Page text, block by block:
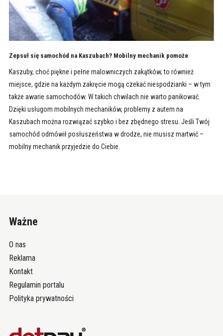
Zepsuł się samochód na Kaszubach? Mobilny mechanik pomoże
Kaszuby, choć piękne i pełne malowniczych zakątków, to również
miejsce, gdzie na każdym zakręcie mogą czekać niespodzianki – w tym
także awarie samochodów. W takich chwilach nie warto panikować.
Dzięki usługom mobilnych mechaników, problemy z autem na
Kaszubach można rozwiązać szybko i bez zbędnego stresu. Jeśli Twój
samochód odmówił posłuszeństwa w drodze, nie musisz martwić –
mobilny mechanik przyjedzie do Ciebie.
Ważne
O nas
Reklama
Kontakt
Regulamin portalu
Polityka prywatności